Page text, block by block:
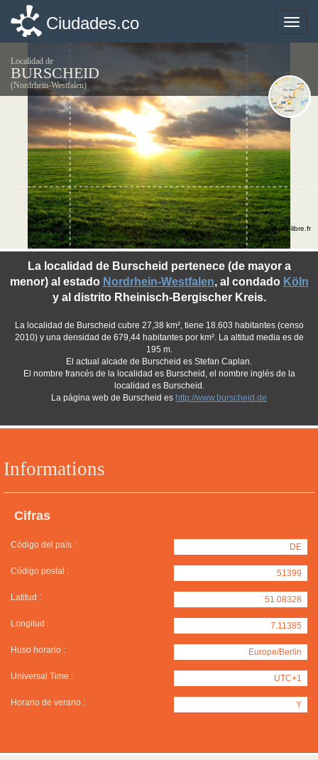
Toggle
Ciudades.co
Localidad de
BURSCHEID
(Nordrhein-Westfalen)
Informations
Cifras
Código del país : DE
Código postal : 51399
Latitud : 51.08328
Longitud : 7.11385
Huso horario : Europe/Berlin
Universal Time : UTC+1
Horario de verano : Y
La localidad de Burscheid pertenece (de mayor a
menor) al estado Nordrhein-Westfalen, al condado Köln
y al distrito Rheinisch-Bergischer Kreis.
La localidad de Burscheid cubre 27,38 km², tiene 18.603 habitantes (censo
2010) y una densidad de 679,44 habitantes por km². La altitud media es de
195 m.
El actual alcade de Burscheid es Stefan Caplan.
El nombre francés de la localidad es Burscheid, el nombre inglés de la
localidad es Burscheid.
La página web de Burscheid es http://www.burscheid.de
©photo-libre.fr
Toggle
Ciudades.co